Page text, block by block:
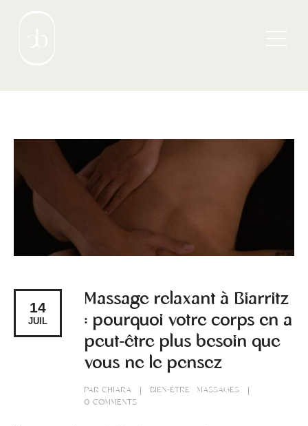
14
JUIL
Massage relaxant à Biarritz
: pourquoi votre corps en a
peut-être plus besoin que
vous ne le pensez
PAR CHIARA BIEN-ÊTRE
MASSAGES
0 COMMENTS